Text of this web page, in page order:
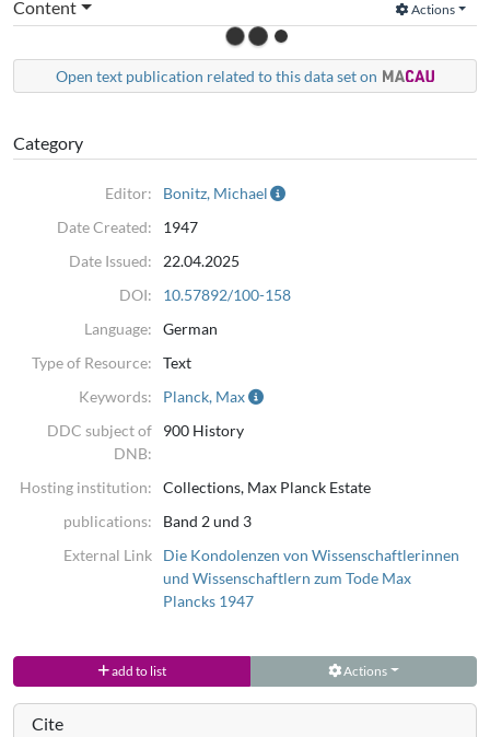
Content Actions
Open text publication related to this data set on
Category
Editor:
Bonitz, Michael
Date Created:
1947
Date Issued:
22.04.2025
DOI:
10.57892/100-158
Language:
German
Type of Resource:
Text
Keywords:
Planck, Max
DDC subject of
DNB:
900 History
Hosting institution:
Collections, Max Planck Estate
publications:
Band 2 und 3
External Link
Die Kondolenzen von Wissenschaftlerinnen
und Wissenschaftlern zum Tode Max
Plancks 1947
add to list Actions
Cite